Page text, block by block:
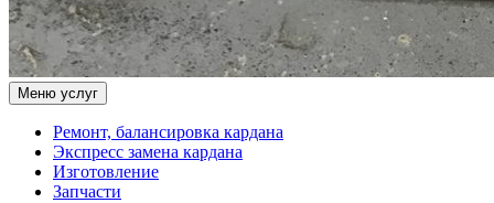
Меню услуг
Ремонт, балансировка кардана
Экспресс замена кардана
Изготовление
Запчасти